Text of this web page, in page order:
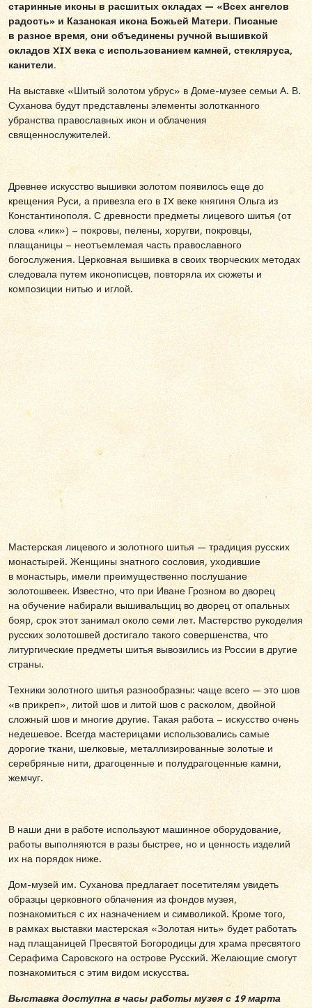
старинные иконы в расшитых окладах — «Всех ангелов
радость» и Казанская икона Божьей Матери. Писаные
в разное время, они объединены ручной вышивкой
окладов XIX века с использованием камней, стекляруса,
канители.
На выставке «Шитый золотом убрус» в Доме-музее семьи А. В.
Суханова будут представлены элементы золотканного
убранства православных икон и облачения
священнослужителей.
Древнее искусство вышивки золотом появилось еще до
крещения Руси, а привезла его в IX веке княгиня Ольга из
Константинополя. С древности предметы лицевого шитья (от
слова «лик») – покровы, пелены, хоругви, покровцы,
плащаницы – неотъемлемая часть православного
богослужения. Церковная вышивка в своих творческих методах
следовала путем иконописцев, повторяла их сюжеты и
композиции нитью и иглой.
Мастерская лицевого и золотного шитья — традиция русских
монастырей. Женщины знатного сословия, уходившие
в монастырь, имели преимущественно послушание
золотошвеек. Известно, что при Иване Грозном во дворец
на обучение набирали вышивальщиц во дворец от опальных
бояр, срок этот занимал около семи лет. Мастерство рукоделия
русских золотошвей достигало такого совершенства, что
литургические предметы шитья вывозились из России в другие
страны.
Техники золотного шитья разнообразны: чаще всего — это шов
«в прикреп», литой шов и литой шов с расколом, двойной
сложный шов и многие другие. Такая работа – искусство очень
недешевое. Всегда мастерицами использовались самые
дорогие ткани, шелковые, металлизированные золотые и
серебряные нити, драгоценные и полудрагоценные камни,
жемчуг.
В наши дни в работе используют машинное оборудование,
работы выполняются в разы быстрее, но и ценность изделий
их на порядок ниже.
Дом-музей им. Суханова предлагает посетителям увидеть
образцы церковного облачения из фондов музея,
познакомиться с их назначением и символикой. Кроме того,
в рамках выставки мастерская «Золотая нить» будет работать
над плащаницей Пресвятой Богородицы для храма пресвятого
Серафима Саровского на острове Русский. Желающие смогут
познакомиться с этим видом искусства.
Выставка доступна в часы работы музея с 19 марта